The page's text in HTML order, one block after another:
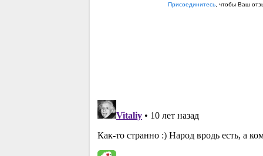
Присоединитесь, чтобы Ваш